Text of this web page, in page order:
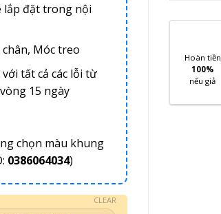
lắp đặt trong nội
Móc treo
tất cả các lỗi từ
15 ngày
chọn màu khung
0386064034)
CLEAR
Hoàn tiền
100%
nếu giả